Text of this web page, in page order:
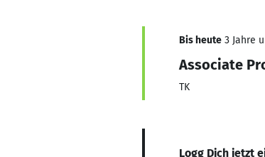
Bis heute 3 Jahre
Associate
TK
Logg Dich jetzt